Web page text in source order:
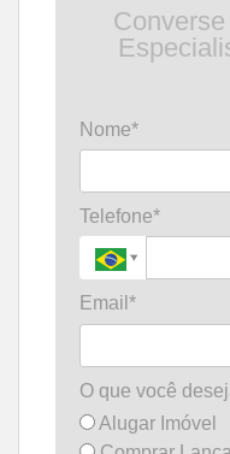
Nome*
Telefone*
Email*
O que você
Alugar Imóvel